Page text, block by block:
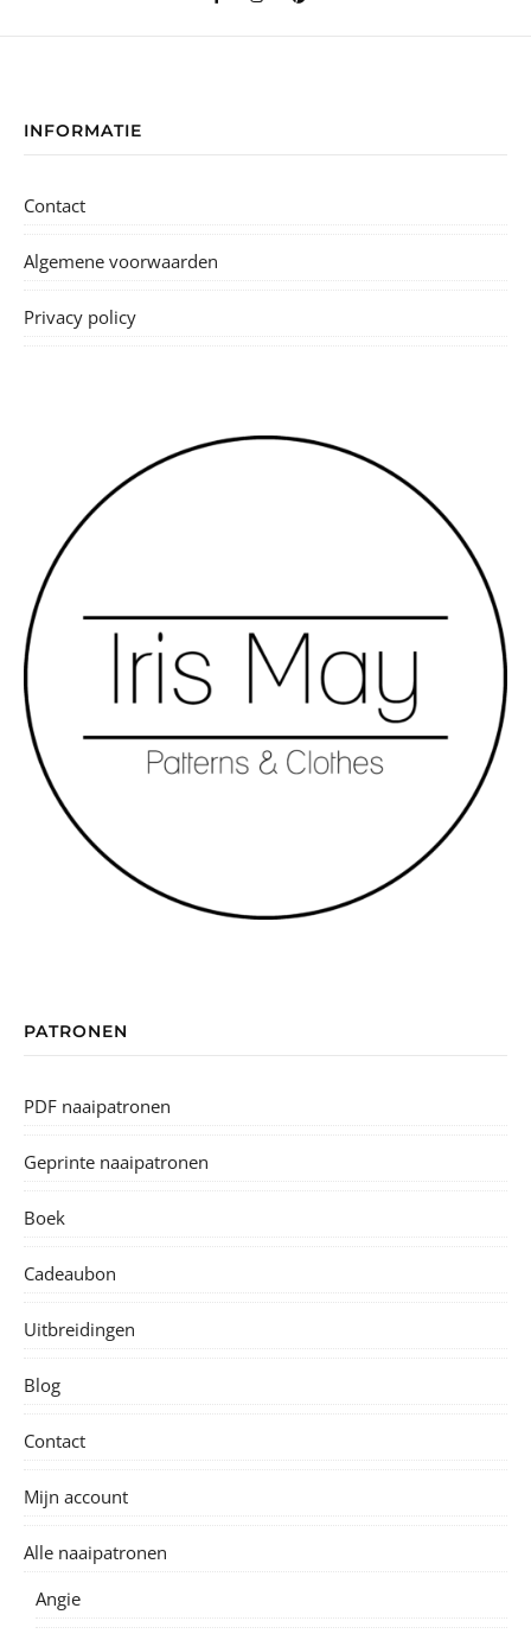
INFORMATIE
Contact
Algemene voorwaarden
Privacy policy
PATRONEN
PDF naaipatronen
Geprinte naaipatronen
Boek
Cadeaubon
Uitbreidingen
Blog
Contact
Mijn account
Alle naaipatronen
Angie